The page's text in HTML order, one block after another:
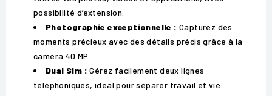
possibilité d’extension.
Photographie exceptionnelle : Capturez des
moments précieux avec des détails précis grâce à la
caméra 40 MP.
Dual Sim : Gérez facilement deux lignes
téléphoniques, idéal pour séparer travail et vie